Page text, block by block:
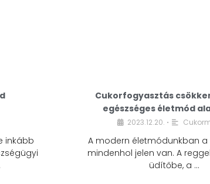
inkább
Cukorfogyasztás
egészséges életmód
2023.12.20. •
A modern életmódunkban a
mindenhol jelen van. A
üdítőbe, a …